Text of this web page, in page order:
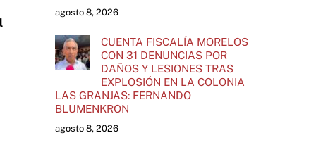
agosto 8, 2026
CUENTA FISCALÍA MORELOS
CON 31 DENUNCIAS POR
DAÑOS Y LESIONES TRAS
EXPLOSIÓN EN LA COLONIA
LAS GRANJAS: FERNANDO
BLUMENKRON
agosto 8, 2026